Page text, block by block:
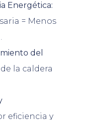
Energética:
= Menos
del
la caldera
eficiencia y